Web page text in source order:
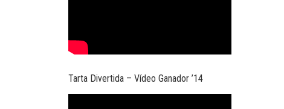
Tarta Divertida – Vídeo Ganador ’14